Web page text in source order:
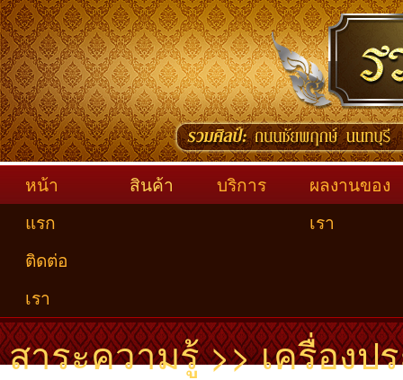
หน้า
แรก
สินค้า บริการ
ผลงานของ
เรา
ติดต่อ
เรา
สาระความรู้ >> เครื่องป